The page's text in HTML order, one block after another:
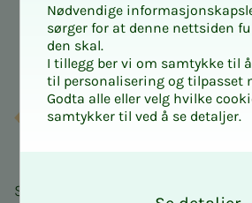
Som medlem hos oss kan du
Nødvendige
sørger for at denne nettsiden
den skal.
I tillegg ber vi om samtykke til
til personalisering og tilpasset
Godta alle eller velg hvilke
samtykker til ved å se detaljer.